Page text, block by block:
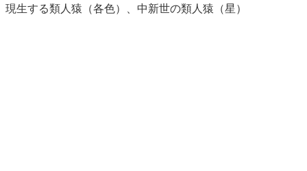
現生する類人猿（各色）、中新世の類人猿（星）